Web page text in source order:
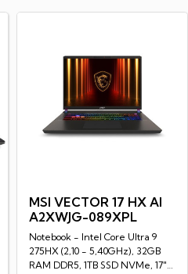
MSI VECTOR 17 HX AI
A2XWJG-089XPL
Notebook - Intel Core Ultra 9
275HX (2,10 - 5,40GHz), 32GB
RAM DDR5, 1TB SSD NVMe, 17"